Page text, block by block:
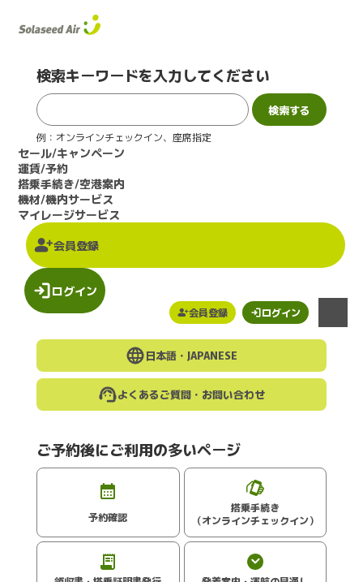
会員登録 ログイン
検索キーワードを入力してください
例：オンラインチェックイン、座席指定
セール/キャンペーン
運賃/予約
搭乗手続き/空港案内
機材/機内サービス
マイレージサービス
会員登録
ログイン
日本語・ JAPANESE
よくあるご質問・お問い合わせ
ご予約後にご利用の多いページ
予約確認
搭乗手続き
（オンラインチェックイン）